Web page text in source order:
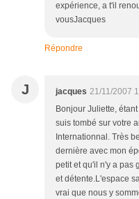
expérience, a t'il
vousJacques
Répondre
J jacques 21/11/2007
Bonjour Juliette,
suis tombé sur votre
Internationnal. Très
dernière avec mon
petit et qu'il n'y a pas
et détente.L'espace
vrai que nous y